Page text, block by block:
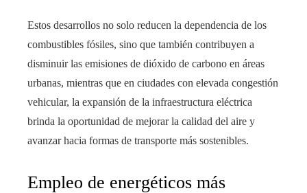
Estos desarrollos no solo reducen la dependencia de los
combustibles fósiles, sino que también contribuyen a
disminuir las emisiones de dióxido de carbono en áreas
urbanas, mientras que en ciudades con elevada congestión
vehicular, la expansión de la infraestructura eléctrica
brinda la oportunidad de mejorar la calidad del aire y
avanzar hacia formas de transporte más sostenibles.
Empleo de energéticos más